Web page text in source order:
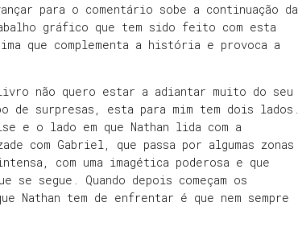
para o comentário sobe a continuação da
gráfico que tem sido feito com esta
que complementa a história e provoca a
livro não quero estar a adiantar muito do seu
de surpresas, esta para mim tem dois lados.
e o lado em que Nathan lida com a
com Gabriel, que passa por algumas zonas
com uma imagética poderosa e que
segue. Quando depois começam os
tem de enfrentar é que nem sempre